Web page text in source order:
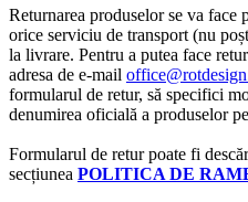
Returnarea produselor se va
orice serviciu de transport (nu
la livrare. Pentru a putea face
adresa de e-mail
formularul de retur, să specifici
denumirea oficială a produselor
Formularul de retur poate fi
secțiunea POLITICA DE